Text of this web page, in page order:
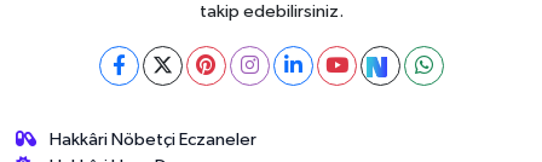
takip edebilirsiniz.
Hakkâri Nöbetçi Eczaneler